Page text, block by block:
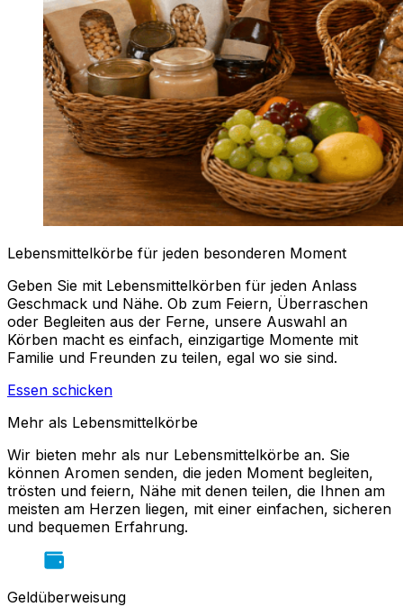
Lebensmittelkörbe für jeden besonderen Moment
Geben Sie mit Lebensmittelkörben für jeden Anlass
Geschmack und Nähe. Ob zum Feiern, Überraschen
oder Begleiten aus der Ferne, unsere Auswahl an
Körben macht es einfach, einzigartige Momente mit
Familie und Freunden zu teilen, egal wo sie sind.
Essen schicken
Mehr als Lebensmittelkörbe
Wir bieten mehr als nur Lebensmittelkörbe an. Sie
können Aromen senden, die jeden Moment begleiten,
trösten und feiern, Nähe mit denen teilen, die Ihnen am
meisten am Herzen liegen, mit einer einfachen, sicheren
und bequemen Erfahrung.
Geldüberweisung